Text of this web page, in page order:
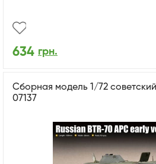
634 грн.
Сборная модель 1/72
07137